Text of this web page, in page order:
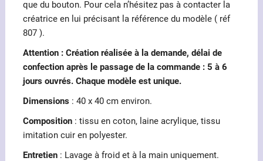
que du bouton. Pour cela n’hésitez pas à contacter la
créatrice en lui précisant la référence du modèle ( réf
807 ).
Attention : Création réalisée à la demande, délai de
confection après le passage de la commande : 5 à 6
jours ouvrés. Chaque modèle est unique.
Dimensions: 40 x 40 cm environ.
Composition: tissu en coton, laine acrylique, tissu
imitation cuir en polyester.
Entretien: Lavage à froid et à la main uniquement.